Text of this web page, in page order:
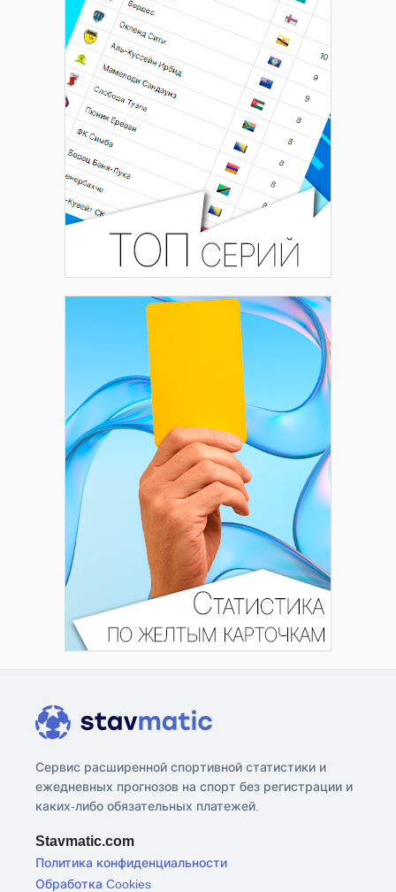
Сервис расширенной спортивной статистики и
ежедневных прогнозов на спорт без регистрации и
каких-либо обязательных платежей.
Stavmatic.com
Политика конфиденциальности
Обработка Cookies